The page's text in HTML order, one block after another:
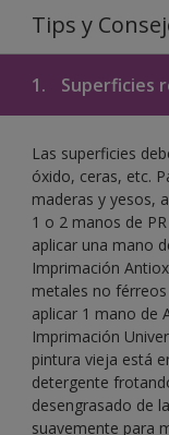
Tips y
1. Superficies
Las superficies
óxido, ceras, etc.
maderas y yesos,
1 o 2 manos de
aplicar una mano
Imprimación
metales no
aplicar 1 mano de
Imprimación
pintura vieja está
detergente
desengrasado de
suavemente para